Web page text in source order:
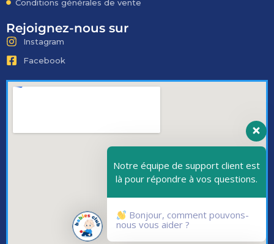
Conditions générales de vente
Rejoignez-nous sur
Instagram
Facebook
Notre équipe de support client est
là pour répondre à vos questions.
Bonjour, comment pouvons-
nous vous aider ?